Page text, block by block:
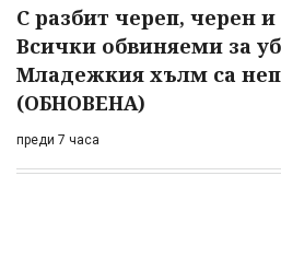
С разбит череп, черен и
Всички обвиняеми за
Младежкия хълм са
(ОБНОВЕНА)
преди 7 часа